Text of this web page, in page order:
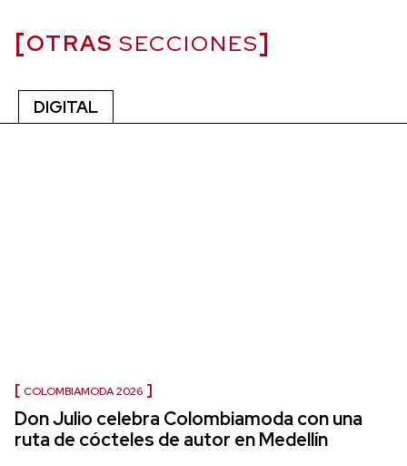
OTRAS SECCIONES
DIGITAL
COLOMBIAMODA 2026
Don Julio celebra Colombiamoda con una
ruta de cócteles de autor en Medellín